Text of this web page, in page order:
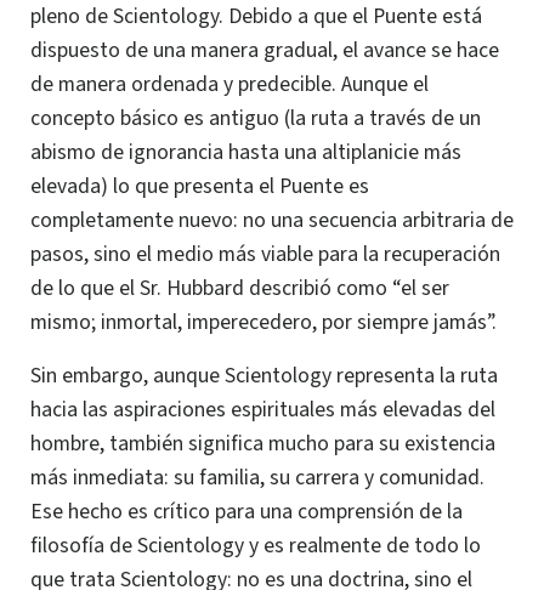
pleno de Scientology. Debido a que el Puente está
dispuesto de una manera gradual, el avance se hace
de manera ordenada y predecible. Aunque el
concepto básico es antiguo (la ruta a través de un
abismo de ignorancia hasta una altiplanicie más
elevada) lo que presenta el Puente es
completamente nuevo: no una secuencia arbitraria de
pasos, sino el medio más viable para la recuperación
de lo que el Sr. Hubbard describió como “el ser
mismo; inmortal, imperecedero, por siempre jamás”.
Sin embargo, aunque Scientology representa la ruta
hacia las aspiraciones espirituales más elevadas del
hombre, también significa mucho para su existencia
más inmediata: su familia, su carrera y comunidad.
Ese hecho es crítico para una comprensión de la
filosofía de Scientology y es realmente de todo lo
que trata Scientology: no es una doctrina, sino el